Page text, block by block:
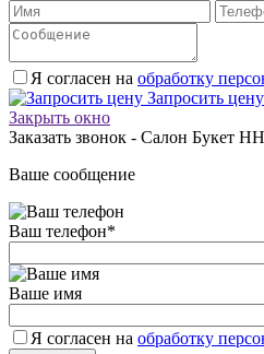
Я согласен на обработку
Запросить цену
Закрыть окно
Заказать звонок - Салон Букет НН
Ваше сообщение
Ваш телефон*
Ваше имя
Я согласен на обработку